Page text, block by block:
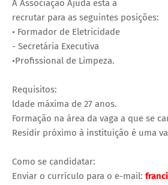
A Associação Ajuda está a
recrutar para as seguintes posições:
• Formador de Eletricidade
- Secretária Executiva
•Profissional de Limpeza.
Requisitos:
ldade máxima de 27 anos.
Formação na área da vaga a que se
Residir próximo à instituição é uma
Como se candidatar:
Enviar o currículo para o e-mail: